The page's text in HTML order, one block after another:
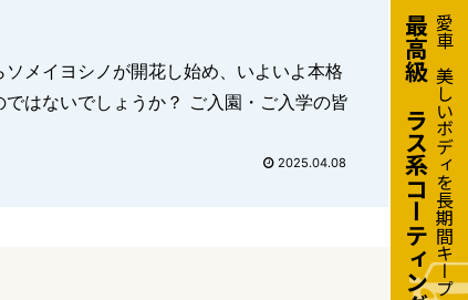
2025.04.08 愛車の美しいボディを長期間キープ
最高級ガラス系コーティング